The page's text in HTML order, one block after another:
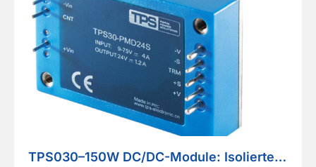
TPS030–150W DC/DC-Module: Isolierte…